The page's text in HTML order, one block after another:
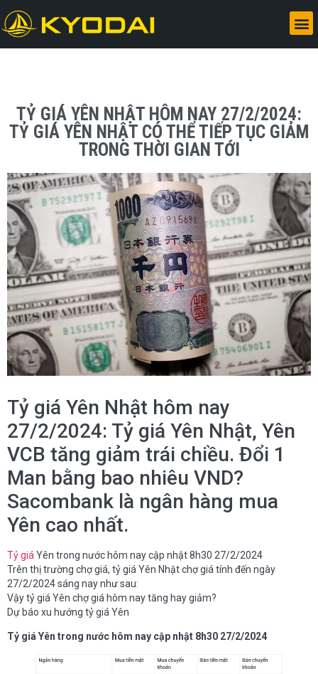
TỶ GIÁ YÊN NHẬT HÔM NAY 27/2/2024:
TỶ GIÁ YÊN NHẬT CÓ THỂ TIẾP TỤC GIẢM
TRONG THỜI GIAN TỚI
Tỷ giá Yên Nhật hôm nay
27/2/2024: Tỷ giá Yên Nhật, Yên
VCB tăng giảm trái chiều. Đổi 1
Man bằng bao nhiêu VND?
Sacombank là ngân hàng mua
Yên cao nhất.
Tỷ giá Yên trong nước hôm nay cập nhật 8h30 27/2/2024
Trên thị trường chợ giá, tỷ giá Yên Nhật chợ giá tính đến ngày
27/2/2024 sáng nay như sau:
Vậy tỷ giá Yên chợ giá hôm nay tăng hay giảm?
Dự báo xu hướng tỷ giá Yên
Tỷ giá Yên trong nước hôm nay cập nhật 8h30 27/2/2024